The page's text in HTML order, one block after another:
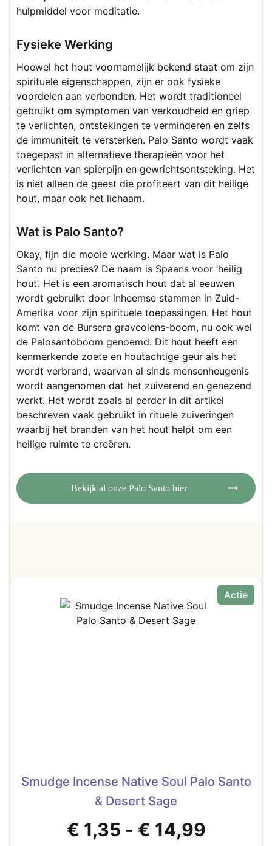
hulpmiddel voor meditatie.
Fysieke Werking
Hoewel het hout voornamelijk bekend staat om zijn
spirituele eigenschappen, zijn er ook fysieke
voordelen aan verbonden. Het wordt traditioneel
gebruikt om symptomen van verkoudheid en griep
te verlichten, ontstekingen te verminderen en zelfs
de immuniteit te versterken. Palo Santo wordt vaak
toegepast in alternatieve therapieën voor het
verlichten van spierpijn en gewrichtsontsteking. Het
is niet alleen de geest die profiteert van dit heilige
hout, maar ook het lichaam.
Wat is Palo Santo?
Okay, fijn die mooie werking. Maar wat is Palo
Santo nu precies? De naam is Spaans voor ‘heilig
hout’. Het is een aromatisch hout dat al eeuwen
wordt gebruikt door inheemse stammen in Zuid-
Amerika voor zijn spirituele toepassingen. Het hout
komt van de Bursera graveolens-boom, nu ook wel
de Palosantoboom genoemd. Dit hout heeft een
kenmerkende zoete en houtachtige geur als het
wordt verbrand, waarvan al sinds mensenheugenis
wordt aangenomen dat het zuiverend en genezend
werkt. Het wordt zoals al eerder in dit artikel
beschreven vaak gebruikt in rituele zuiveringen
waarbij het branden van het hout helpt om een
heilige ruimte te creëren.
Bekijk al onze Palo Santo hier
Actie
Smudge Incense Native Soul Palo Santo
& Desert Sage
€ 1,35 - € 14,99